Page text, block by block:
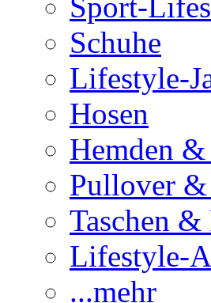
Schuhe
Lifestyle-
Hosen
Hemden
Pullover
Taschen &
Lifestyle-
...mehr